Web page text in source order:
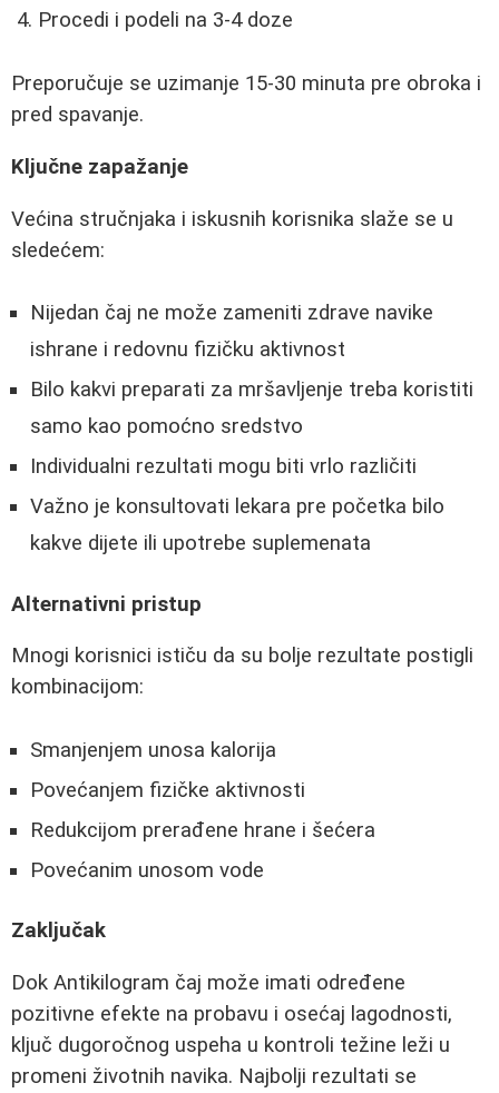
Procedi i podeli na 3-4 doze
Preporučuje se uzimanje 15-30 minuta pre obroka i
pred spavanje.
Ključne zapažanje
Većina stručnjaka i iskusnih korisnika slaže se u
sledećem:
Nijedan čaj ne može zameniti zdrave navike
ishrane i redovnu fizičku aktivnost
Bilo kakvi preparati za mršavljenje treba koristiti
samo kao pomoćno sredstvo
Individualni rezultati mogu biti vrlo različiti
Važno je konsultovati lekara pre početka bilo
kakve dijete ili upotrebe suplemenata
Alternativni pristup
Mnogi korisnici ističu da su bolje rezultate postigli
kombinacijom:
Smanjenjem unosa kalorija
Povećanjem fizičke aktivnosti
Redukcijom prerađene hrane i šećera
Povećanim unosom vode
Zaključak
Dok Antikilogram čaj može imati određene
pozitivne efekte na probavu i osećaj lagodnosti,
ključ dugoročnog uspeha u kontroli težine leži u
promeni životnih navika. Najbolji rezultati se